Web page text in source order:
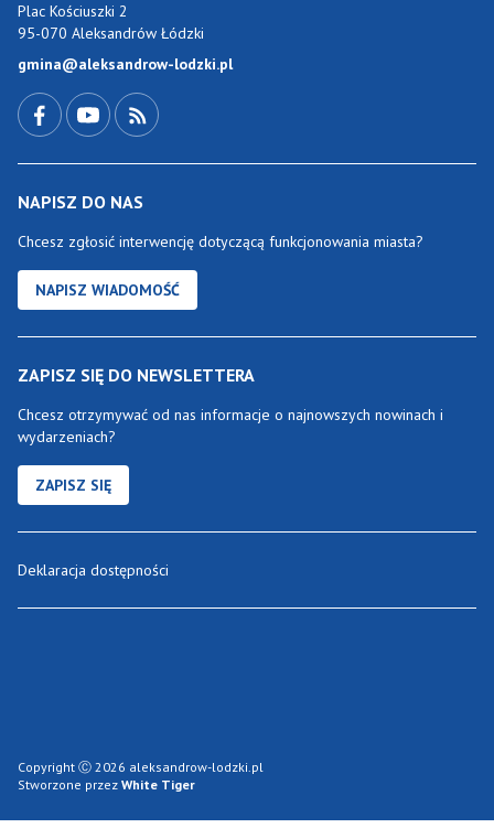
Plac Kościuszki 2
95-070 Aleksandrów Łódzki
gmina@aleksandrow-lodzki.pl
NAPISZ DO NAS
Chcesz zgłosić interwencję dotyczącą funkcjonowania miasta?
NAPISZ WIADOMOŚĆ
ZAPISZ SIĘ DO NEWSLETTERA
Chcesz otrzymywać od nas informacje o najnowszych nowinach i
wydarzeniach?
ZAPISZ SIĘ
Deklaracja dostępności
Copyright Ⓒ 2026 aleksandrow-lodzki.pl
Stworzone przez White Tiger